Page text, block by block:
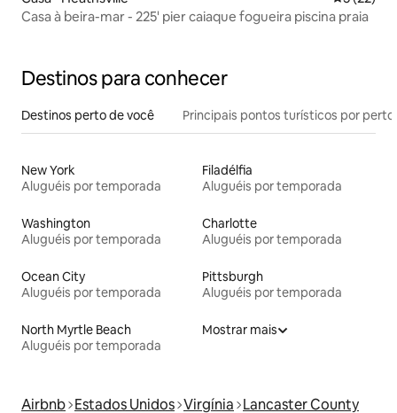
Casa à beira-mar - 225' pier caiaque fogueira piscina praia
Destinos para conhecer
Destinos perto de você Principais pontos turísticos por perto
New York
Aluguéis por temporada
Filadélfia
Aluguéis por temporada
Washington
Aluguéis por temporada
Charlotte
Aluguéis por temporada
Ocean City
Aluguéis por temporada
Pittsburgh
Aluguéis por temporada
North Myrtle Beach
Aluguéis por temporada
Mostrar mais
Airbnb Estados Unidos Virgínia Lancaster County